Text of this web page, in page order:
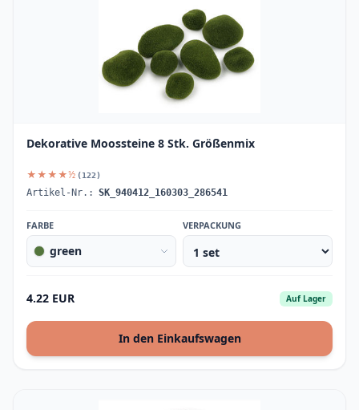
Dekorative Moossteine 8 Stk. Größenmix
★★★★½ (122)
Artikel-Nr.: SK_940412_160303_286541
FARBE
green
VERPACKUNG
4.22 EUR Auf Lager
In den Einkaufswagen